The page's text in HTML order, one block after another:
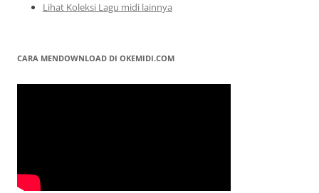
Lihat Koleksi Lagu midi lainnya
CARA MENDOWNLOAD DI OKEMIDI.COM